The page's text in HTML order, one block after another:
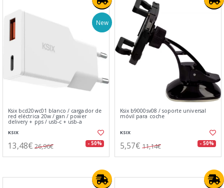
New
Ksix bcd20wc01 blanco / cargador de
red eléctrica 20w / gan / power
delivery + pps / usb-c + usb-a
KSIX
13,48€ 26,96€ - 50%
Ksix b9000sv08 / soporte universal
móvil para coche
KSIX
5,57€ 11,14€ - 50%